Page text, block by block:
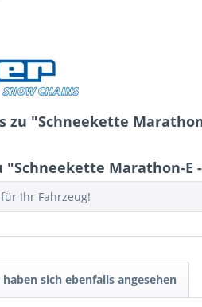
"Schneekette
Marathon-E
Ihr Fahrzeug!
haben sich ebenfalls angesehen